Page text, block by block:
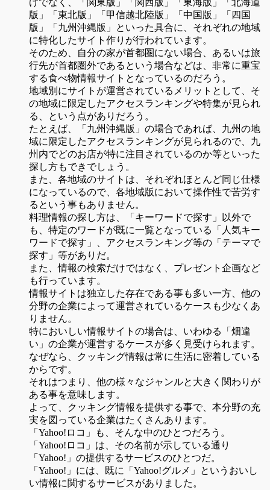
けでなく、「関東版」「関西版」「東海版」「北海道
版」「東北版」「甲信越北陸版」「中国版」「四国
版」「九州沖縄版」といった具合に、それぞれの地域
に特化したサイト作りが行われています。
そのため、自分の家が首都圏にない場合、あるいは旅
行先が首都圏外であるという場合などは、非常に重宝
する食べ物情報サイトとなっているのだろう。
地域別にサイトが運営されているメリットとして、そ
の地域に限定したアクセスランキングや特集が見られ
る、という点がありだろう。
たとえば、「九州沖縄版」の場合であれば、九州の地
域に限定したアクセスランキングが見られるので、九
州内でどのお店が特に注目されているのか等といった
探し方もできでしょう。
また、各地域のサイトは、それぞれほとんど同じ仕様
になっているので、各地域版において操作性で苦労す
るという事もありません。
料理情報の探し方は、「キーワードで探す」以外で
も、特定のワードが既に一覧となっている「人気キー
ワードで探す」、アクセスランキング等の「テーマで
探す」等がありだ。
また、情報の検索だけではなく、プレゼント企画など
も行っています。
情報サイトは独立した存在である事も多い一方、他の
分野の企業によって運営されているケースも少なくあ
りません。
特においしい情報サイトの場合は、いわゆる「畑違
い」の企業が運営するケースが多く見受けられます。
なぜなら、クッキング情報は常に生活に密着している
からです。
それはつまり、他の様々なジャンルと大きく関わりが
ある事を意味します。
よって、クッキング情報を提供する事で、本分野の充
実を図っている企業はたくさんあります。
「Yahoo!ロコ」も、そんな中のひとつだろう。
「Yahoo!ロコ」は、その名前が示している通り
「Yahoo!」の提供するサービスのひとつだ。
「Yahoo!」には、既に「Yahoo!グルメ」というおいし
い情報に関するサービスがありました。